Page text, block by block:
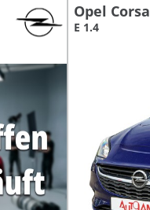
Opel Corsa
E 1.4